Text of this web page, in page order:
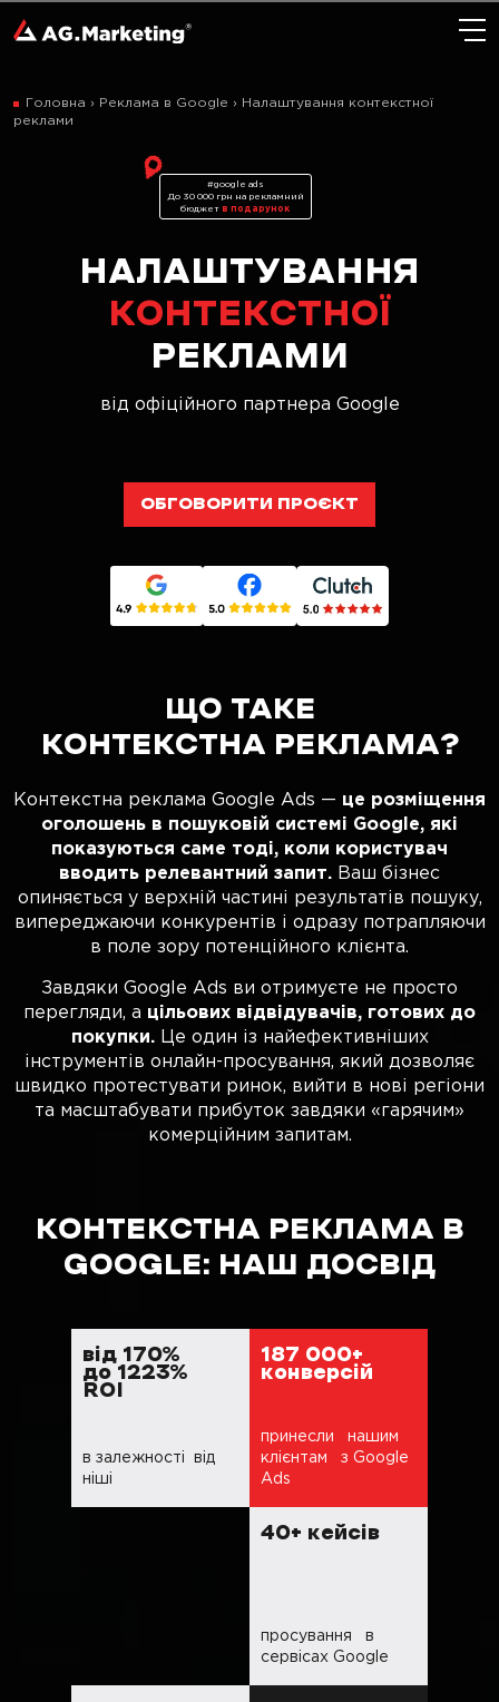
Головна › Реклама в Google › Налаштування контекстної
реклами
#google ads
До 30 000 грн на рекламний
бюджет в подарунок
НАЛАШТУВАННЯ
КОНТЕКСТНОЇ
РЕКЛАМИ
від офіційного партнера Google
ОБГОВОРИТИ ПРОЄКТ
ЩО ТАКЕ
КОНТЕКСТНА РЕКЛАМА?
Контекстна реклама Google Ads — це розміщення
оголошень в пошуковій системі Google, які
показуються саме тоді, коли користувач
вводить релевантний запит. Ваш бізнес
опиняється у верхній частині результатів пошуку,
випереджаючи конкурентів і одразу потрапляючи
в поле зору потенційного клієнта.
Завдяки Google Ads ви отримуєте не просто
перегляди, а цільових відвідувачів, готових до
покупки.Це один із найефективніших
інструментів онлайн-просування, який дозволяє
швидко протестувати ринок, вийти в нові регіони
та масштабувати прибуток завдяки «гарячим»
комерційним запитам.
КОНТЕКСТНА РЕКЛАМА В
GOOGLE:
НАШ ДОСВІД
від 170%
до 1223%
ROI
в залежності від
ніші
40+ кейсів
просування в
сервісах Google
187 000+
конверсій
принесли нашим
клієнтам з Google
Ads